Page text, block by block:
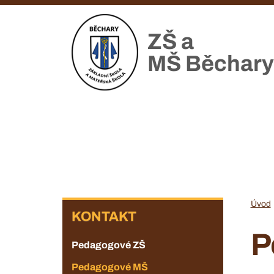
Přejít
ZŠ a
MŠ Běchary
KONTAKT
KONTAKT
Pedagogové ZŠ
Pedagogové MŠ
Úvod